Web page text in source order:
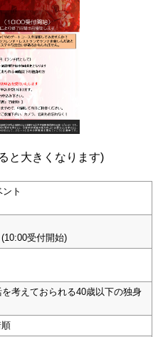
と大きくなります)
ト
受付開始)
考えておられる40歳以下の独身